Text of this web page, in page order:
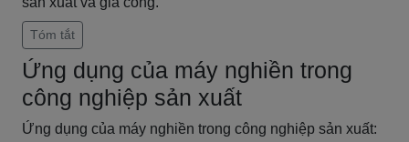
Tóm tắt
Ứng dụng của máy nghiền trong
công nghiệp sản xuất
Ứng dụng của máy nghiền trong công nghiệp sản xuất: